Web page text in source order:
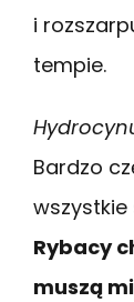
i
tempie.
Bardzo
Rybacy
muszą